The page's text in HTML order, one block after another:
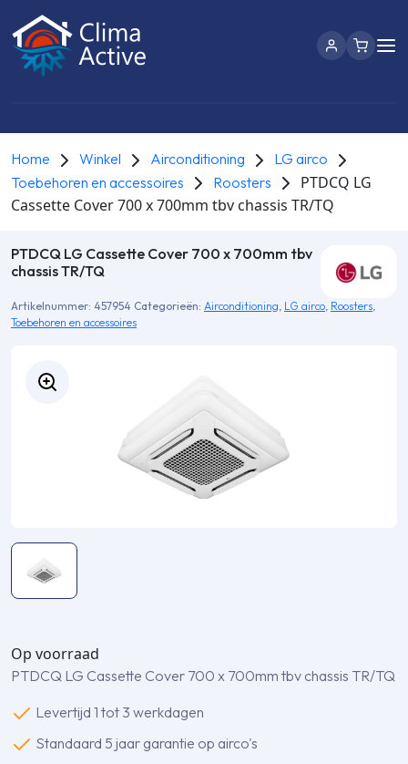
Home Winkel Airconditioning
LG airco
Toebehoren en accessoires
Roosters
PTDCQ LG
Cassette Cover 700 x 700mm tbv chassis TR/TQ
PTDCQ LG Cassette Cover 700 x 700mm tbv
chassis TR/TQ
Artikelnummer: 457954 Categorieën: Airconditioning, LG airco, Roosters,
Toebehoren en accessoires
Op voorraad
PTDCQ LG Cassette Cover 700 x 700mm tbv chassis TR/TQ
Levertijd 1 tot 3 werkdagen
Standaard 5 jaar garantie op airco's